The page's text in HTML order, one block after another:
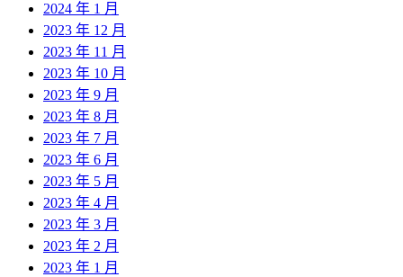
2024 年 1 月
2023 年 12 月
2023 年 11 月
2023 年 10 月
2023 年 9 月
2023 年 8 月
2023 年 7 月
2023 年 6 月
2023 年 5 月
2023 年 4 月
2023 年 3 月
2023 年 2 月
2023 年 1 月